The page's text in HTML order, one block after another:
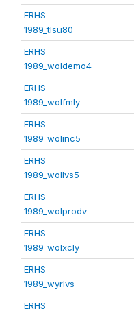
ERHS
1989_tlsu80
ERHS
1989_woldemo4
ERHS
1989_wolfmly
ERHS
1989_wolinc5
ERHS
1989_wollvs5
ERHS
1989_wolprodv
ERHS
1989_wolxcly
ERHS
1989_wyrlvs
ERHS